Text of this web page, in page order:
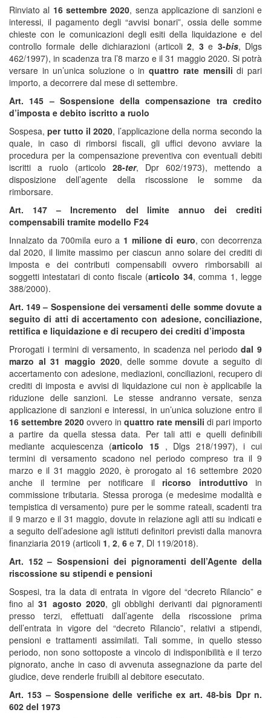
Rinviato al 16 settembre 2020, senza applicazione di sanzioni e
interessi, il pagamento degli “avvisi bonari”, ossia delle somme
chieste con le comunicazioni degli esiti della liquidazione e del
controllo formale delle dichiarazioni (articoli2, 3e 3-bis, Dlgs
462/1997), in scadenza tra l’8 marzo e il 31 maggio 2020. Si potrà
versare in un’unica soluzione o inquattro rate mensilidi pari
importo, a decorrere dal mese di settembre.
Art. 145 – Sospensione della compensazione tra credito
d’imposta e debito iscritto a ruolo
Sospesa,per tutto il 2020, l’applicazione della norma secondo la
quale, in caso di rimborsi fiscali, gli uffici devono avviare la
procedura per la compensazione preventiva con eventuali debiti
iscritti a ruolo (articolo 28-ter, Dpr 602/1973), mettendo a
disposizione dell’agente della riscossione le somme da
rimborsare.
Art. 147 – Incremento del limite annuo dei crediti
compensabili tramite modello F24
Innalzato da 700mila euro a 1 milione di euro, con decorrenza
dal 2020, il limite massimo per ciascun anno solare dei crediti di
imposta e dei contributi compensabili ovvero rimborsabili ai
soggetti intestatari di conto fiscale (articolo 34, comma 1, legge
388/2000).
Art. 149 – Sospensione dei versamenti delle somme dovute a
seguito di atti di accertamento con adesione, conciliazione,
rettifica e liquidazione e di recupero dei crediti d’imposta
Prorogati i termini di versamento, in scadenza nel periododal 9
marzo al 31 maggio 2020, delle somme dovute a seguito di
accertamento con adesione, mediazioni, conciliazioni, recupero di
crediti di imposta e avvisi di liquidazione cui non è applicabile la
riduzione delle sanzioni. Le stesse andranno versate, senza
applicazione di sanzioni e interessi, in un’unica soluzione entro il
16 settembre 2020 ovvero in quattro rate mensili di pari importo
a partire da quella stessa data. Per tali atti e quelli definibili
mediante acquiescenza (articolo 15 , Dlgs 218/1997), i cui
termini di versamento scadono nel periodo compreso tra il 9
marzo e il 31 maggio 2020, è prorogato al 16 settembre 2020
anche il termine per notificare il ricorso introduttivo in
commissione tributaria. Stessa proroga (e medesime modalità e
tempistica di versamento) pure per le somme rateali, scadenti tra
il 9 marzo e il 31 maggio, dovute in relazione agli atti su indicati e
a seguito dell’adesione agli istituti definitori previsti dalla manovra
finanziaria 2019 (articoli 1, 2, 6 e 7, Dl 119/2018).
Art. 152 – Sospensioni dei pignoramenti dell’Agente della
riscossione su stipendi e pensioni
Sospesi, tra la data di entrata in vigore del “decreto Rilancio” e
fino al31 agosto 2020, gli obblighi derivanti dai pignoramenti
presso terzi, effettuati dall’agente della riscossione prima
dell’entrata in vigore del “decreto Rilancio”, relativi a stipendi,
pensioni e trattamenti assimilati. Tali somme, in quello stesso
periodo, non sono sottoposte a vincolo di indisponibilità e il terzo
pignorato, anche in caso di avvenuta assegnazione da parte del
giudice, deve renderle fruibili al debitore esecutato.
Art. 153 – Sospensione delle verifiche ex art. 48-bis Dpr n.
602 del 1973